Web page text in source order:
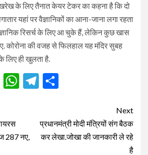
के लिए तैनात केयर टेकर का कहना है कि दो
यहां पर वैज्ञानिकों का आना-जाना लगा रहता
रिसर्च के लिए आ चुके हैं, लेकिन कुछ खास
कोरोना की वजह से फिलहाल यह मंदिर सुबह
ही खुलता है.
EmailWhatsApp
Telegram
287 नए,
Next
प्रधानमंत्री मोदी मंत्रियों संग बैठक
कर लेखा.जोखा की जानकारी ले रहे
है